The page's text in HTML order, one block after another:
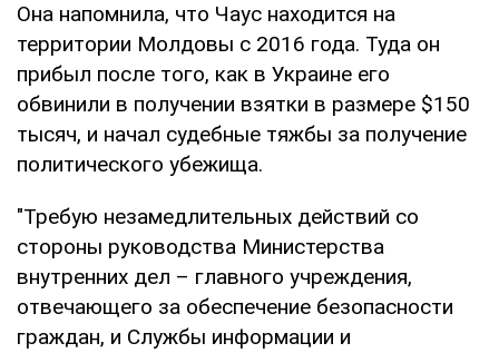
Она напомнила, что Чаус находится на
территории Молдовы с 2016 года. Туда он
прибыл после того, как в Украине его
обвинили в получении взятки в размере $150
тысяч, и начал судебные тяжбы за получение
политического убежища.
"Требую незамедлительных действий со
стороны руководства Министерства
внутренних дел – главного учреждения,
отвечающего за обеспечение безопасности
граждан, и Службы информации и